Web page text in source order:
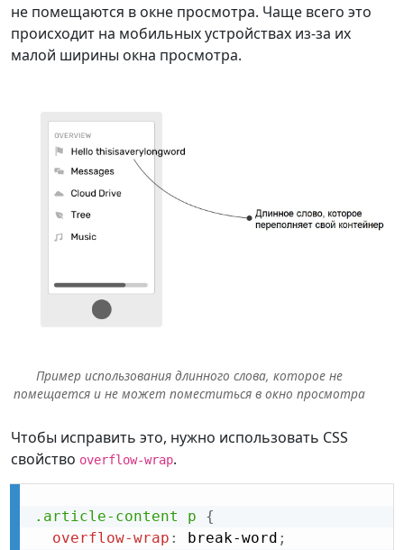
не помещаются в окне просмотра. Чаще всего это
происходит на мобильных устройствах из-за их
малой ширины окна просмотра.
Пример использования длинного слова, которое не
помещается и не может поместиться в окно просмотра
Чтобы исправить это, нужно использовать CSS
свойство overflow-wrap.
.article-content p
{
overflow-wrap : break-word ;